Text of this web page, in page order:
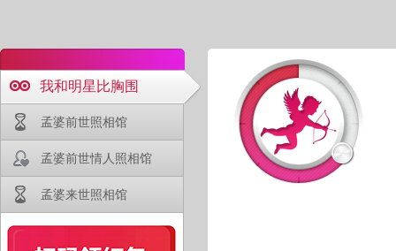
我和明星比胸围
孟婆前世照相馆
孟婆前世情人照相馆
孟婆来世照相馆